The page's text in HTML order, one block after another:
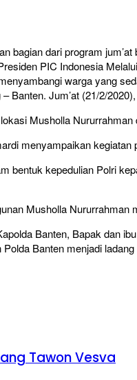
bagian dari program
PIC Indonesia
warga yang
Banten. Jum’at (21/2/2020),
Musholla
menyampaikan
bentuk kepedulian Polri
Musholla
Banten, Bapak dan
Banten menjadi
Tawon Vesva